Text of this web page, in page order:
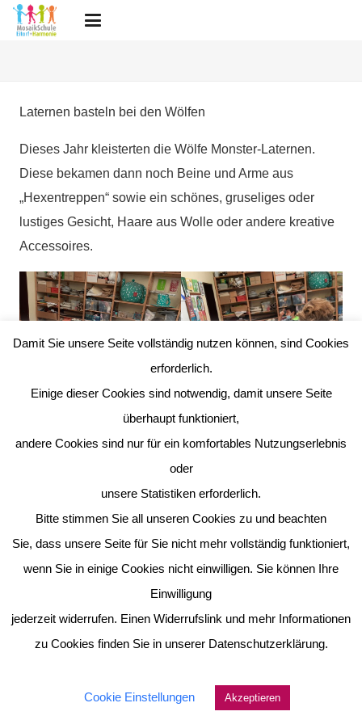
Laternen basteln bei den Wölfen
Dieses Jahr kleisterten die Wölfe Monster-Laternen.
Diese bekamen dann noch Beine und Arme aus
„Hexentreppen“ sowie ein schönes, gruseliges oder
lustiges Gesicht, Haare aus Wolle oder andere kreative
Accessoires.
Damit Sie unsere Seite vollständig nutzen können, sind Cookies
erforderlich.
Einige dieser Cookies sind notwendig, damit unsere Seite
überhaupt funktioniert,
andere Cookies sind nur für ein komfortables Nutzungserlebnis
oder
unsere Statistiken erforderlich.
Bitte stimmen Sie all unseren Cookies zu und beachten
Sie, dass unsere Seite für Sie nicht mehr vollständig funktioniert,
wenn Sie in einige Cookies nicht einwilligen. Sie können Ihre
Einwilligung
jederzeit widerrufen. Einen Widerrufslink und mehr Informationen
zu Cookies finden Sie in unserer Datenschutzerklärung.
Cookie Einstellungen Akzeptieren